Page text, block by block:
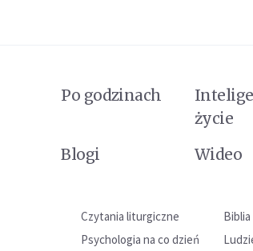
Po godzinach
życie
Blogi Wideo
Czytania liturgiczne
Biblia
Psychologia na co dzień